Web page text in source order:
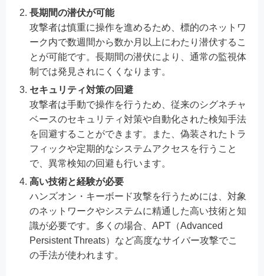
長期間の潜伏が可能
攻撃者は慎重に操作を進めるため、標的のネットワ
ーク内で数週間から数か月以上にわたり潜伏するこ
とが可能です。長期間の潜伏により、通常の監視体
制では発見されにくくなります。
セキュリティ対策の回避
攻撃者は手動で操作を行うため、従来のシグネチャ
ベースのセキュリティ対策や自動化された検知手法
を回避することができます。また、偽装されたトラ
フィックや定期的なシステムアクセスを行うこと
で、異常検知の回避も行います。
高い技術と経験が必要
ハンズオン・キーボード攻撃を行うためには、対象
のネットワークやシステムに精通した高い技術と知
識が必要です。多くの場合、APT（Advanced
Persistent Threats）など高度なサイバー攻撃でこ
の手法が使われます。